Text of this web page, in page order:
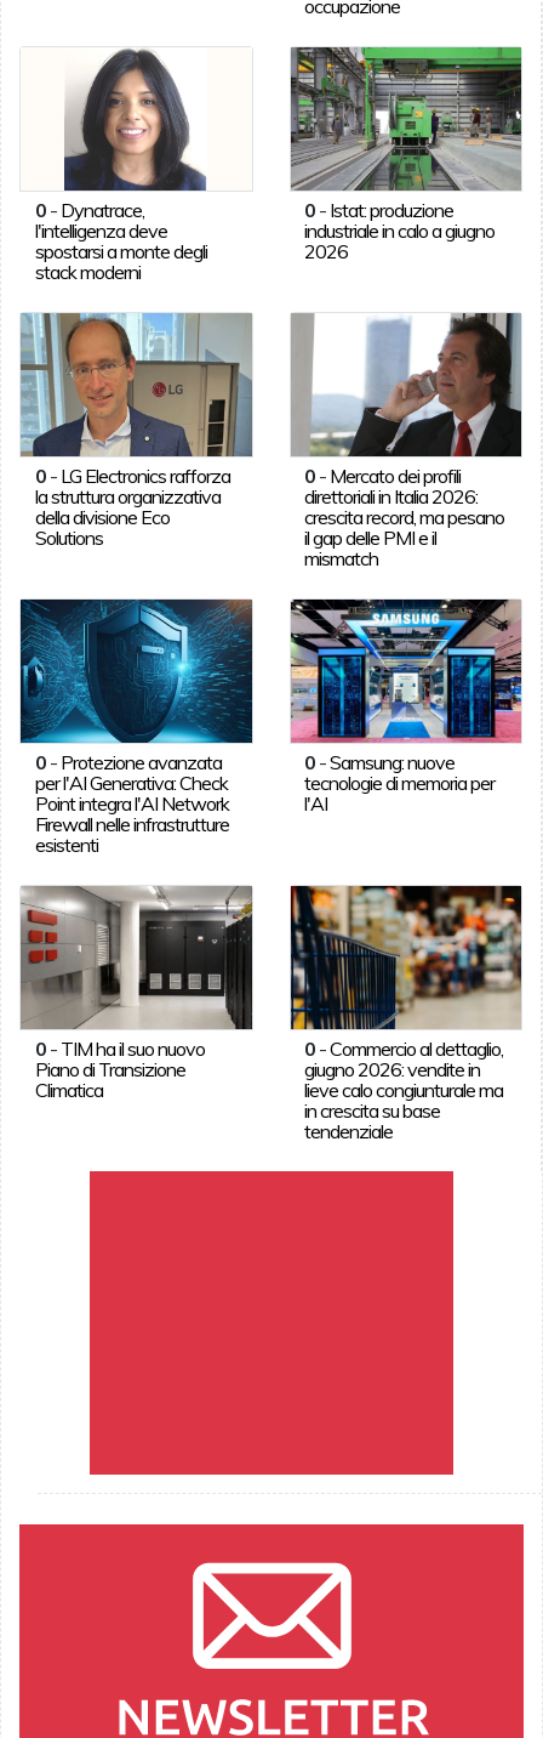
occupazione
0- Dynatrace,
l'intelligenza deve
spostarsi a monte degli
stack moderni
0 - Istat: produzione
industriale in calo a giugno
2026
0- LG Electronics rafforza
la struttura organizzativa
della divisione Eco
Solutions
0 - Mercato dei profili
direttoriali in Italia 2026:
crescita record, ma pesano
il gap delle PMI e il
mismatch
0- Protezione avanzata
per l'AI Generativa: Check
Point integra l'AI Network
Firewall nelle infrastrutture
esistenti
0 -Samsung: nuove
tecnologie di memoria per
l'AI
0- TIM ha il suo nuovo
Piano di Transizione
Climatica
0 -Commercio al dettaglio,
giugno 2026: vendite in
lieve calo congiunturale ma
in crescita su base
tendenziale